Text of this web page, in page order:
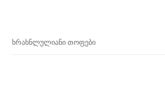
ხრახნლულიანი თოფები